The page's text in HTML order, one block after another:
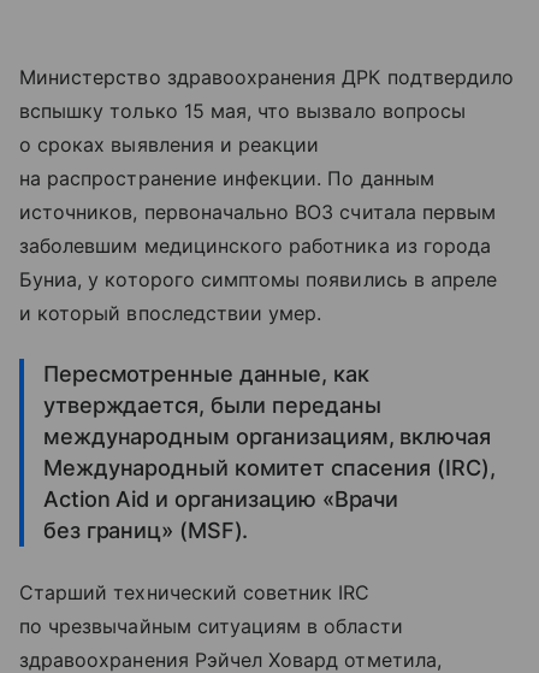
Министерство здравоохранения ДРК подтвердило
вспышку только 15 мая, что вызвало вопросы
о сроках выявления и реакции
на распространение инфекции. По данным
источников, первоначально ВОЗ считала первым
заболевшим медицинского работника из города
Буниа, у которого симптомы появились в апреле
и который впоследствии умер.
Пересмотренные данные, как
утверждается, были переданы
международным организациям, включая
Международный комитет спасения (IRC),
Action Aid и организацию «Врачи
без границ» (MSF).
Старший технический советник IRC
по чрезвычайным ситуациям в области
здравоохранения Рэйчел Ховард отметила,